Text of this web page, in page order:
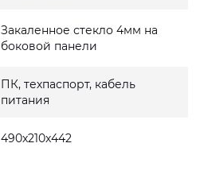
Закаленное стекло 4мм на
боковой панели
ПК, техпаспорт, кабель
питания
490x210x442